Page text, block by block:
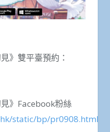
》雙平臺預約：
見》Facebook粉絲
static/bp/pr0908.html